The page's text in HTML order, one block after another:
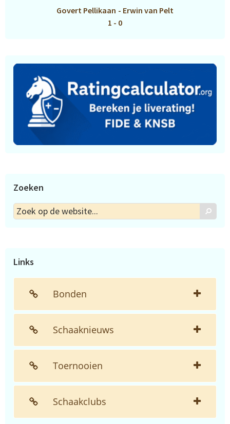
Govert Pellikaan - Erwin van Pelt
1 - 0
Zoeken
Zoek
op
Zoek
Links
Bonden
Schaaknieuws
Toernooien
Schaakclubs